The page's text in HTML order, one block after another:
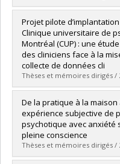
Diplômé(e) :Barolet,
Cycle :Maîtrise
Diplôme obtenu :M. Sc.
Lien vers le document
Projet pilote
Clinique universitaire de
Montréal (CUP) : une
des cliniciens face à la
collecte de données cli
Thèses et mémoires dirigés /
Diplômé(e) :Riopel,
Cycle :Maîtrise
Diplôme obtenu :M. Sc.
Lien vers le document
De la pratique à la
expérience subjective de
psychotique avec anxiété
pleine conscience
Thèses et mémoires dirigés /